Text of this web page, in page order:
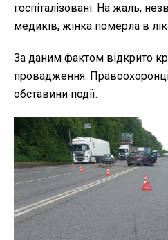
госпіталізовані. На жаль,
медиків, жінка померла в
За даним фактом відкрито
провадження.
обставини події.